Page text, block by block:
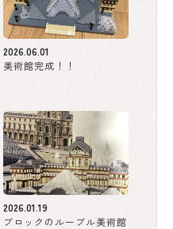
2026.06.01
美術館完成！！
2026.01.19
ブロックのルーブル美術館